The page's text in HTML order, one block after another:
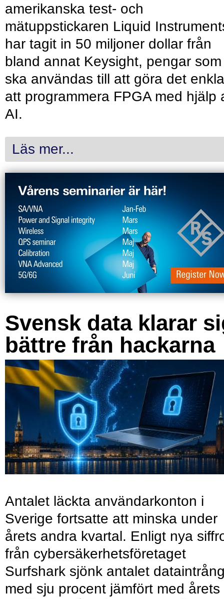
amerikanska test- och
mätuppstickaren Liquid
har tagit in 50 miljoner dollar från
bland annat Keysight, pengar som
ska användas till att göra det
att programmera FPGA med hjälp
AI.
Läs mer...
Svensk data klarar
bättre från hackarna
Antalet läckta användarkonton i
Sverige fortsatte att minska under
årets andra kvartal. Enligt nya
från cybersäkerhetsföretaget
Surfshark sjönk antalet
med sju procent jämfört med årets